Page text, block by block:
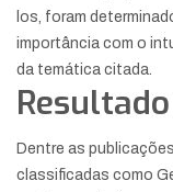
los, foram
importância com o
da temática citada.
Dentre as
classificadas como